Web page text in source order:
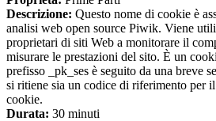
Descrizione: Questo nome di cookie è
analisi web open source Piwik. Viene
proprietari di siti Web a monitorare il
misurare le prestazioni del sito. È un
prefisso _pk_ses è seguito da una breve
si ritiene sia un codice di riferimento per
cookie.
Durata: 30 minuti